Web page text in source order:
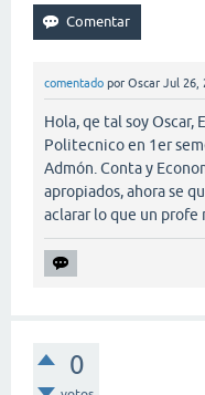
comentado por Oscar Jul 26,
Hola, qe tal soy Oscar,
Politecnico en 1er
Admón. Conta y
apropiados, ahora se
aclarar lo que un profe
0